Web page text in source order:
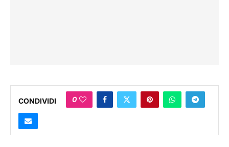
CONDIVIDI 0